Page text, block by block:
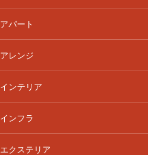
アパート
アレンジ
インテリア
インフラ
エクステリア